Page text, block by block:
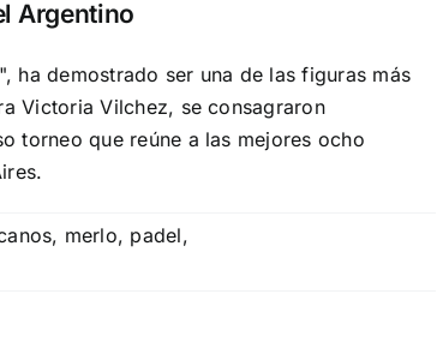
Argentino
ha demostrado ser una de las figuras más
Victoria Vilchez, se consagraron
torneo que reúne a las mejores ocho
, merlo, padel,